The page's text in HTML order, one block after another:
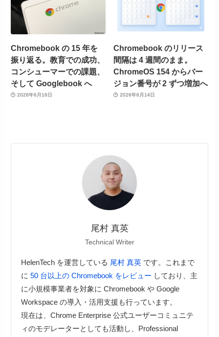
Chromebook の 15 年を
振り返る。教育での成功、
コンシューマーでの課題、
そして Googlebook へ
2026年6月16日
Chromebook のリリース
間隔は 4 週間のまま。
ChromeOS 154 からバー
ジョン番号が 2 ずつ増加へ
2026年6月14日
尾村 真英
Technical Writer
HelenTech を運営している 尾村 真英です。これまで
に 50 台以上の Chromebook をレビュー しており、主
に小規模事業者を対象に Chromebook や Google
Workspace の導入・活用支援も行っています。
現在は、Chrome Enterprise 公式ユーザーコミュニテ
ィのモデレーターとしても活動し、Professional